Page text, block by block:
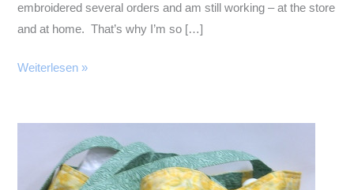
embroidered several orders and am still working – at the store
and at home. That’s why I’m so […]
What?
Weiterlesen »